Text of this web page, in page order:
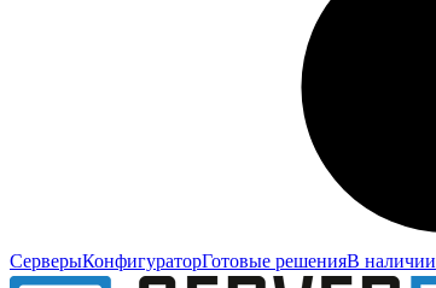
СерверыКонфигураторГотовые решенияВ наличии